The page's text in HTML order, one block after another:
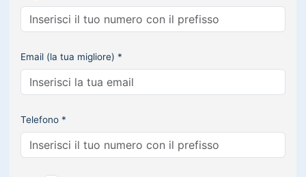
Email (la tua migliore) *
Telefono *